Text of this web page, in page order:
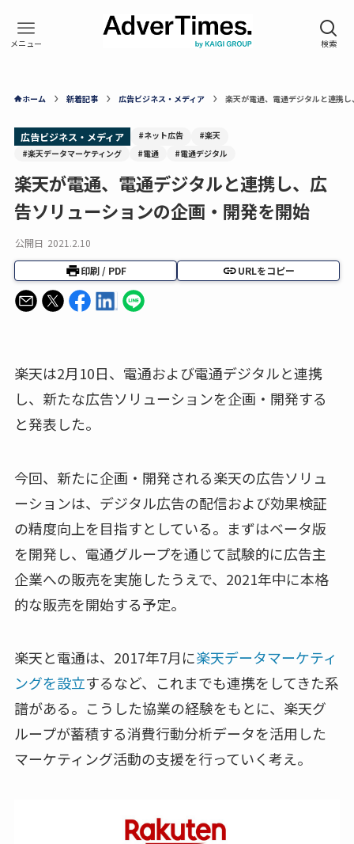
ホーム 新着記事 広告ビジネス・メディア 楽天が電通、電通デジタルと連携
広告ビジネス・メディア #ネット広告
#楽天
#楽天データマーケティング
#電通 #電通デジタル
楽天が電通、電通デジタルと連携し、広
告ソリューションの企画・開発を開始
公開日 2021.2.10
印刷 / PDF URLをコピー
楽天は2月10日、電通および電通デジタルと連携
し、新たな広告ソリューションを企画・開発する
と発表した。
今回、新たに企画・開発される楽天の広告ソリュ
ーションは、デジタル広告の配信および効果検証
の精度向上を目指すとしている。まずはベータ版
を開発し、電通グループを通じて試験的に広告主
企業への販売を実施したうえで、2021年中に本格
的な販売を開始する予定。
楽天と電通は、2017年7月に楽天データマーケティ
ングを設立するなど、これまでも連携をしてきた系
譜がある。こうした協業の経験をもとに、楽天グ
ループが蓄積する消費行動分析データを活用した
マーケティング活動の支援を行っていく考え。